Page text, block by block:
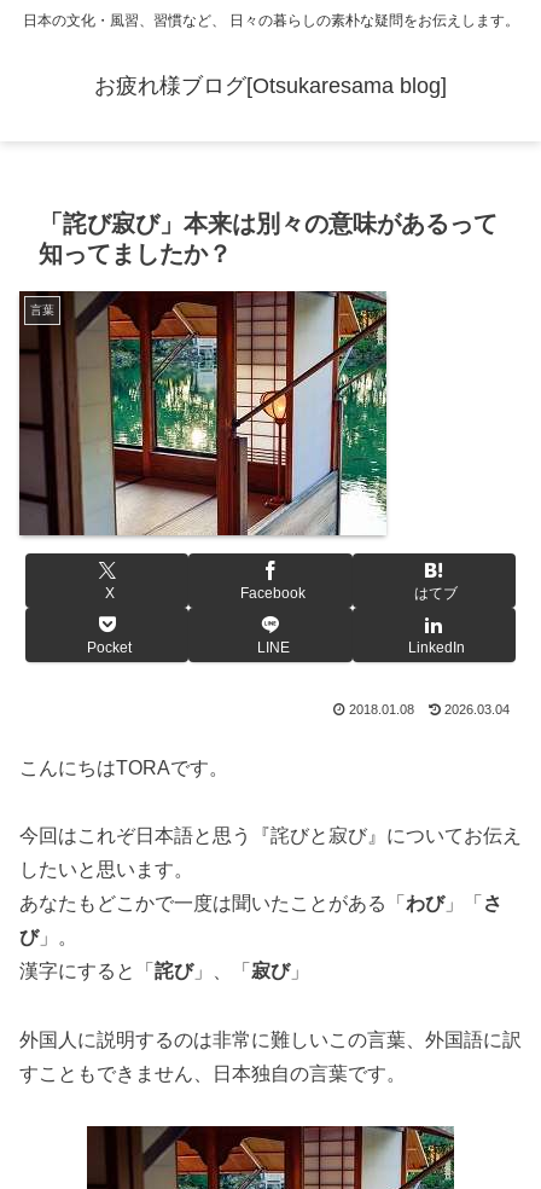
日本の文化・風習、習慣など、 日々の暮らしの素朴な疑問をお伝えします。
お疲れ様ブログ[Otsukaresama blog]
「詫び寂び」本来は別々の意味があるって
知ってましたか？
言葉
X Facebook はてブ
Pocket LINE LinkedIn
2018.01.08 2026.03.04
こんにちはTORAです。
今回はこれぞ日本語と思う『詫びと寂び』についてお伝え
したいと思います。
あなたもどこかで一度は聞いたことがある「 わび」「 さ
び」。
漢字にすると「 詫び」、「 寂び」
外国人に説明するのは非常に難しいこの言葉、外国語に訳
すこともできません、日本独自の言葉です。